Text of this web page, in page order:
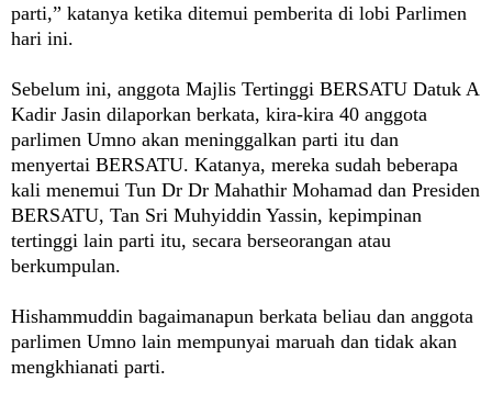
parti,” katanya ketika ditemui pemberita di lobi Parlimen
hari ini.
Sebelum ini, anggota Majlis Tertinggi BERSATU Datuk A
Kadir Jasin dilaporkan berkata, kira-kira 40 anggota
parlimen Umno akan meninggalkan parti itu dan
menyertai BERSATU. Katanya, mereka sudah beberapa
kali menemui Tun Dr Dr Mahathir Mohamad dan Presiden
BERSATU, Tan Sri Muhyiddin Yassin, kepimpinan
tertinggi lain parti itu, secara berseorangan atau
berkumpulan.
Hishammuddin bagaimanapun berkata beliau dan anggota
parlimen Umno lain mempunyai maruah dan tidak akan
mengkhianati parti.